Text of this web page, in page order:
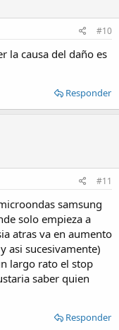
#10
la causa del daño es
Responder
#11
samsung
solo empieza a
atras va en aumento
asi sucesivamente)
largo rato el stop
saber quien
Responder